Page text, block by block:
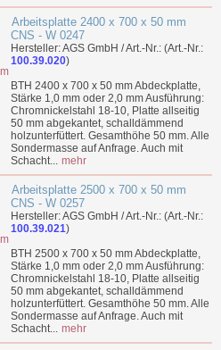
Arbeitsplatte 2400 x 700 x 50 mm
CNS - W 0247
Hersteller: AGS GmbH / Art.-Nr.: (Art.-Nr.:
100.39.020)
BTH 2400 x 700 x 50 mm Abdeckplatte,
Stärke 1,0 mm oder 2,0 mm Ausführung:
Chromnickelstahl 18-10, Platte allseitig
50 mm abgekantet, schalldämmend
holzunterfüttert. Gesamthöhe 50 mm. Alle
Sondermasse auf Anfrage. Auch mit
Schacht... mehr
Arbeitsplatte 2500 x 700 x 50 mm
CNS - W 0257
Hersteller: AGS GmbH / Art.-Nr.: (Art.-Nr.:
100.39.021)
BTH 2500 x 700 x 50 mm Abdeckplatte,
Stärke 1,0 mm oder 2,0 mm Ausführung:
Chromnickelstahl 18-10, Platte allseitig
50 mm abgekantet, schalldämmend
holzunterfüttert. Gesamthöhe 50 mm. Alle
Sondermasse auf Anfrage. Auch mit
Schacht... mehr